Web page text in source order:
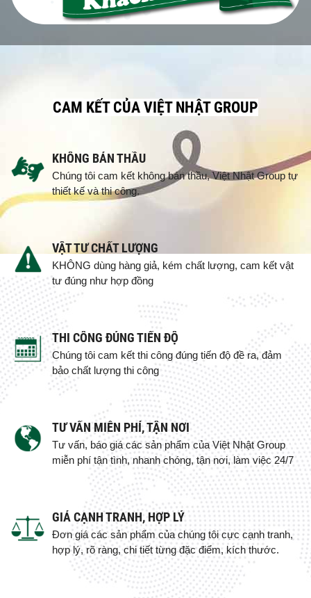
CAM KẾT CỦA VIỆT NHẬT GROUP
KHÔNG BÁN THẦU
Chúng tôi cam kết không bán thầu, Việt Nhật Group tự
thiết kế và thi công.
VẬT TƯ CHẤT LƯỢNG
KHÔNG dùng hàng giả, kém chất lượng, cam kết vật
tư đúng như hợp đồng
THI CÔNG ĐÚNG TIẾN ĐỘ
Chúng tôi cam kết thi công đúng tiến độ đề ra, đảm
bảo chất lượng thi công
TƯ VẤN MIỄN PHÍ, TẬN NƠI
Tư vấn, báo giá các sản phẩm của Việt Nhật Group
miễn phí tận tình, nhanh chóng, tận nơi, làm việc 24/7
GIÁ CẠNH TRANH, HỢP LÝ
Đơn giá các sản phẩm của chúng tôi cực cạnh tranh,
hợp lý, rõ ràng, chi tiết từng đặc điểm, kích thước.